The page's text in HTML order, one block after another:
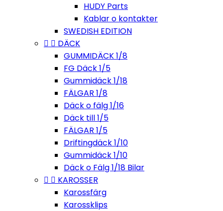
HUDY Parts
Kablar o kontakter
SWEDISH EDITION
  DÄCK
GUMMIDÄCK 1/8
FG Däck 1/5
Gummidäck 1/18
FÄLGAR 1/8
Däck o fälg 1/16
Däck till 1/5
FÄLGAR 1/5
Driftingdäck 1/10
Gummidäck 1/10
Däck o Fälg 1/18 Bilar
  KAROSSER
Karossfärg
Karossklips